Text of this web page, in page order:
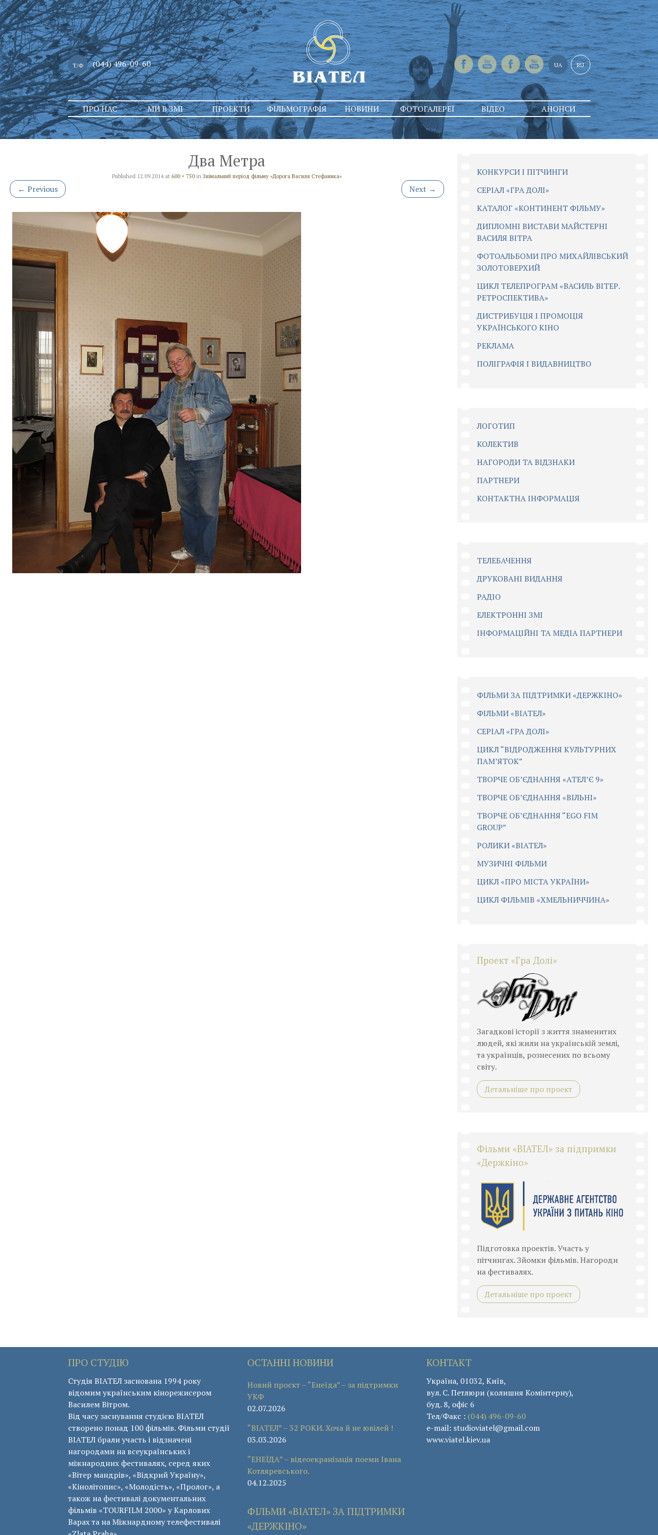
Т/Ф (044) 496-09-60 UA RU
Skip
to
content
ПРО НАС МИ В ЗМІ ПРОЕКТИ ФІЛЬМОГРАФІЯ НОВИНИ ФОТОГАЛЕРЕЇ ВІДЕО АНОНСИ
Два Метра
Published 12.09.2014at 600 × 750 inЗнімальний період фільму «Дорога Василя Стефаника»
← Previous Next →
КОНКУРСИ І ПІТЧИНГИ
CЕРІАЛ «ГРА ДОЛІ»
КАТАЛОГ «КОНТИНЕНТ ФІЛЬМУ»
ДИПЛОМНІ ВИСТАВИ МАЙСТЕРНІ
ВАСИЛЯ ВІТРА
ФОТОАЛЬБОМИ ПРО МИХАЙЛІВСЬКИЙ
ЗОЛОТОВЕРХИЙ
ЦИКЛ ТЕЛЕПРОГРАМ «ВАСИЛЬ ВІТЕР.
РЕТРОСПЕКТИВА»
ДИСТРИБУЦІЯ І ПРОМОЦІЯ
УКРАЇНСЬКОГО КІНО
РЕКЛАМА
ПОЛІГРАФІЯ І ВИДАВНИЦТВО
ЛОГОТИП
КОЛЕКТИВ
НАГОРОДИ ТА ВІДЗНАКИ
ПАРТНЕРИ
КОНТАКТНА ІНФОРМАЦІЯ
ТЕЛЕБАЧЕННЯ
ДРУКОВАНІ ВИДАННЯ
РАДІО
ЕЛЕКТРОННІ ЗМІ
ІНФОРМАЦІЙНІ ТА МЕДІА ПАРТНЕРИ
ФІЛЬМИ ЗА ПІДТРИМКИ «ДЕРЖКІНО»
ФІЛЬМИ «ВІАТЕЛ»
СЕРІАЛ «ГРА ДОЛІ»
ЦИКЛ “ВІДРОДЖЕННЯ КУЛЬТУРНИХ
ПАМ’ЯТОК”
ТВОРЧЕ ОБ’ЄДНАННЯ «АТЕЛ’Є 9»
ТВОРЧЕ ОБ’ЄДНАННЯ «ВІЛЬНІ»
ТВОРЧЕ ОБ’ЄДНАННЯ “EGO FIM
GROUP”
РОЛИКИ «ВІАТЕЛ»
МУЗИЧНІ ФІЛЬМИ
ЦИКЛ «ПРО МІСТА УКРАЇНИ»
ЦИКЛ ФІЛЬМІВ «ХМЕЛЬНИЧЧИНА»
Проект «Гра Долі»
Загадкові історії з життя знаменитих
людей, які жили на українській землі,
та українців, рознесених по всьому
світу.
Детальніше про проект
Фільми «ВІАТЕЛ» за підпримки
«Держкіно»
Підготовка проектів. Участь у
пітчингах. Зйомки фільмів. Нагороди
на фестивалях.
Детальніше про проект
ПРО СТУДІЮ
Студія ВІАТЕЛ заснована 1994 року
відомим українським кінорежисером
Василем Вітром.
Від часу заснування студією ВІАТЕЛ
створено понад 100 фільмів. Фільми студії
ВІАТЕЛ брали участь і відзначені
нагородами на всеукраїнських і
міжнародних фестивалях, серед яких
«Вітер мандрів», «Відкрий Україну»,
«Кінолітопис», «Молодість», «Пролог», а
також на фестивалі документальних
фільмів «ТОURFILM 2000» у Карлових
Варах та на Міжнардному телефестивалі
ОСТАННІ НОВИНИ
Новий проєкт – “Енеїда” – за підтримки
УКФ
02.07.2026
“ВІАТЕЛ” – 32 РОКИ. Хоча й не ювілей !
03.03.2026
“ЕНЕЇДА” – відеоекранізація поеми Івана
Котляревського.
04.12.2025
ФІЛЬМИ «ВІАТЕЛ» ЗА ПІДТРИМКИ
«ДЕРЖКІНО»
КОНТАКТ
Україна, 01032, Київ,
вул. С. Петлюри (колишня Комінтерну),
буд. 8, офіс 6
Тел/Факс : (044) 496-09-60
e-mail: studioviatel@gmail.com
www.viatel.kiev.ua